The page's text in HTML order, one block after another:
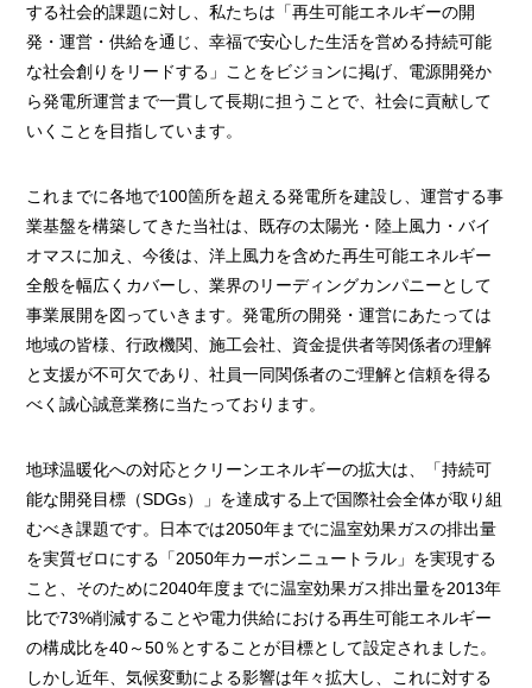
する社会的課題に対し、私たちは「再生可能エネルギーの開
発・運営・供給を通じ、幸福で安心した生活を営める持続可能
な社会創りをリードする」ことをビジョンに掲げ、電源開発か
ら発電所運営まで一貫して長期に担うことで、社会に貢献して
いくことを目指しています。
これまでに各地で100箇所を超える発電所を建設し、運営する事
業基盤を構築してきた当社は、既存の太陽光・陸上風力・バイ
オマスに加え、今後は、洋上風力を含めた再生可能エネルギー
全般を幅広くカバーし、業界のリーディングカンパニーとして
事業展開を図っていきます。発電所の開発・運営にあたっては
地域の皆様、行政機関、施工会社、資金提供者等関係者の理解
と支援が不可欠であり、社員一同関係者のご理解と信頼を得る
べく誠心誠意業務に当たっております。
地球温暖化への対応とクリーンエネルギーの拡大は、「持続可
能な開発目標（SDGs）」を達成する上で国際社会全体が取り組
むべき課題です。日本では2050年までに温室効果ガスの排出量
を実質ゼロにする「2050年カーボンニュートラル」を実現する
こと、そのために2040年度までに温室効果ガス排出量を2013年
比で73%削減することや電力供給における再生可能エネルギー
の構成比を40～50％とすることが目標として設定されました。
しかし近年、気候変動による影響は年々拡大し、これに対する